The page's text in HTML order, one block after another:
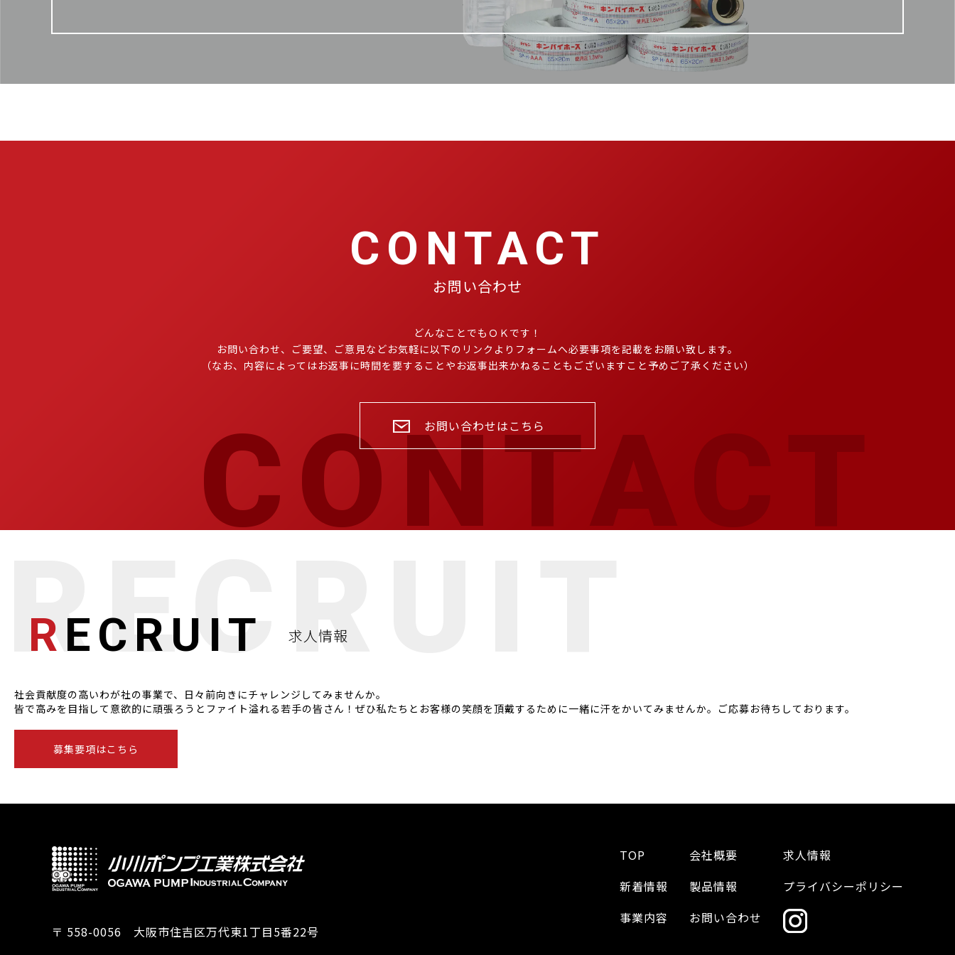
CONTACT
お問い合わせ
どんなことでもＯＫです！
お問い合わせ、ご要望、ご意見などお気軽に以下のリンクよりフォームへ必要事項を記載をお願い致します。
（なお、内容によってはお返事に時間を要することやお返事出来かねることもございますこと予めご了承ください）
お問い合わせはこちら
RECRUIT 求人情報
社会貢献度の高いわが社の事業で、日々前向きにチャレンジしてみませんか。
皆で高みを目指して意欲的に頑張ろうとファイト溢れる若手の皆さん！ぜひ私たちとお客様の笑顔を頂戴するために一緒に汗をかいてみませんか。ご応募お待ちしております。
募集要項はこちら
〒 558-0056 大阪市住吉区万代東1丁目5番22号
TOP
新着情報
事業内容
会社概要
製品情報
お問い合わせ
求人情報
プライバシーポリシー